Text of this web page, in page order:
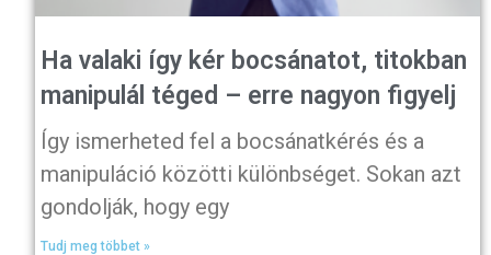
Ha valaki így kér bocsánatot, titokban
manipulál téged – erre nagyon figyelj
Így ismerheted fel a bocsánatkérés és a
manipuláció közötti különbséget. Sokan azt
gondolják, hogy egy
Tudj meg többet »